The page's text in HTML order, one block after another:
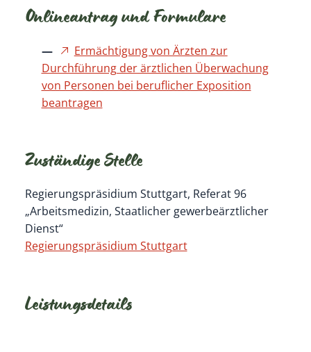
Onlineantrag und Formulare
Ermächtigung von Ärzten zur
Durchführung der ärztlichen Überwachung
von Personen bei beruflicher Exposition
beantragen
Zuständige Stelle
Regierungspräsidium Stuttgart, Referat 96
„Arbeitsmedizin, Staatlicher gewerbeärztlicher
Dienst“
Regierungspräsidium Stuttgart
Leistungsdetails